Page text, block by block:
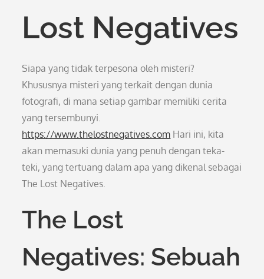
Lost Negatives
Siapa yang tidak terpesona oleh misteri?
Khususnya misteri yang terkait dengan dunia
fotografi, di mana setiap gambar memiliki cerita
yang tersembunyi.
https://www.thelostnegatives.com Hari ini, kita
akan memasuki dunia yang penuh dengan teka-
teki, yang tertuang dalam apa yang dikenal sebagai
The Lost Negatives.
The Lost
Negatives: Sebuah